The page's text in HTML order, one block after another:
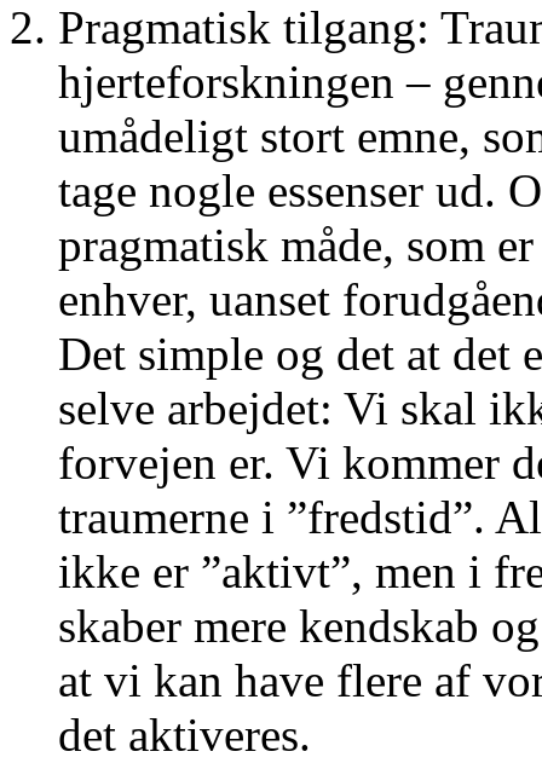
Pragmatisk tilgang:
hjerteforskningen –
umådeligt stort emne,
tage nogle essenser ud.
pragmatisk måde, som
enhver, uanset
Det simple og det at
selve arbejdet: Vi skal
forvejen er. Vi kommer
traumerne i ”fredstid”.
ikke er ”aktivt”, men i
skaber mere kendskab
at vi kan have flere af
det aktiveres.